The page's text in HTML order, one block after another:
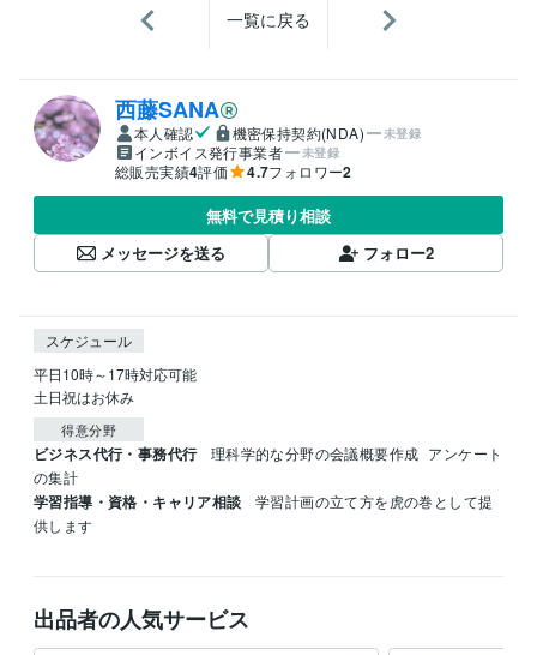
一覧に戻る
西藤SANA
本人確認 機密保持契約(NDA) 未登録
インボイス発行事業者 未登録
総販売実績4評価 4.7フォロワー2
無料で見積り相談
メッセージを送る
フォロー2
スケジュール
平日10時～17時対応可能
土日祝はお休み
得意分野
ビジネス代行・事務代行 理科学的な分野の会議概要作成 アンケート
の集計
学習指導・資格・キャリア相談
学習計画の立て方を虎の巻として提
供します
出品者の人気サービス